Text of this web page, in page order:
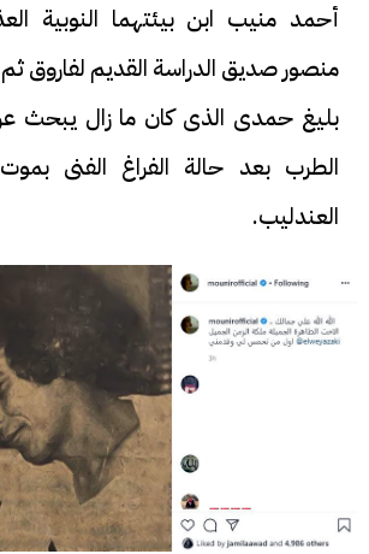
أحمد منيب ابن بيئتهما النوبية
منصور صديق الدراسة القديم لفاروق
بليغ حمدى الذى كان ما زال
الطرب بعد حالة الفراغ الفنى
العندليب.